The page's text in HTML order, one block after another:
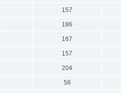
157
186
167
157
204
56